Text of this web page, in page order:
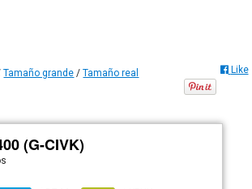
Tamaño grande /Tamaño real Like
(G-CIVK)